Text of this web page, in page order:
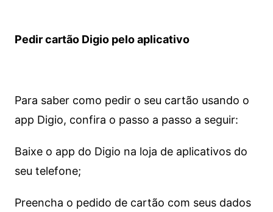
Pedir cartão Digio pelo aplicativo
Para saber como pedir o seu cartão usando o
app Digio, confira o passo a passo a seguir:
Baixe o app do Digio na loja de aplicativos do
seu telefone;
Preencha o pedido de cartão com seus dados